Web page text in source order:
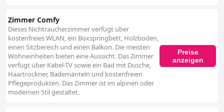
Zimmer Comfy
Dieses Nichtraucherzimmer verfügt über
kostenfreies WLAN, ein Boxspringbett, Holzboden,
einen Sitzbereich und einen Balkon. Die meisten
Wohneinheiten bieten eine Aussicht. Das Zimmer
verfügt über Kabel-TV sowie ein Bad mit Dusche,
Haartrockner, Bademänteln und kostenfreien
Pflegeprodukten. Das Zimmer ist im alpinen oder
modernen Stil gestaltet.
Preise
anzeigen